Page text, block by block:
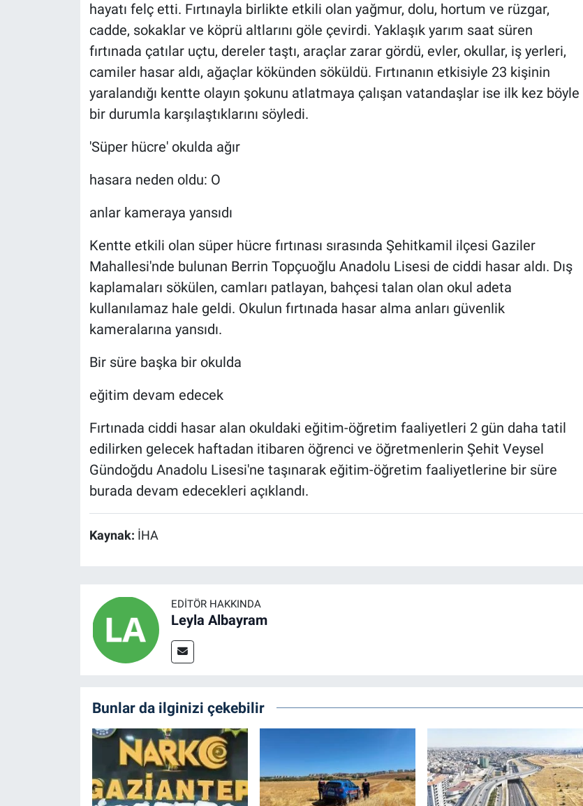
hayatı felç etti. Fırtınayla birlikte etkili olan yağmur, dolu, hortum ve rüzgar,
cadde, sokaklar ve köprü altlarını göle çevirdi. Yaklaşık yarım saat süren
fırtınada çatılar uçtu, dereler taştı, araçlar zarar gördü, evler, okullar, iş yerleri,
camiler hasar aldı, ağaçlar kökünden söküldü. Fırtınanın etkisiyle 23 kişinin
yaralandığı kentte olayın şokunu atlatmaya çalışan vatandaşlar ise ilk kez böyle
bir durumla karşılaştıklarını söyledi.
'Süper hücre' okulda ağır
hasara neden oldu: O
anlar kameraya yansıdı
Kentte etkili olan süper hücre fırtınası sırasında Şehitkamil ilçesi Gaziler
Mahallesi'nde bulunan Berrin Topçuoğlu Anadolu Lisesi de ciddi hasar aldı. Dış
kaplamaları sökülen, camları patlayan, bahçesi talan olan okul adeta
kullanılamaz hale geldi. Okulun fırtınada hasar alma anları güvenlik
kameralarına yansıdı.
Bir süre başka bir okulda
eğitim devam edecek
Fırtınada ciddi hasar alan okuldaki eğitim-öğretim faaliyetleri 2 gün daha tatil
edilirken gelecek haftadan itibaren öğrenci ve öğretmenlerin Şehit Veysel
Gündoğdu Anadolu Lisesi'ne taşınarak eğitim-öğretim faaliyetlerine bir süre
burada devam edecekleri açıklandı.
Kaynak: İHA
EDITÖR HAKKINDA
Leyla Albayram
Bunlar da ilginizi çekebilir